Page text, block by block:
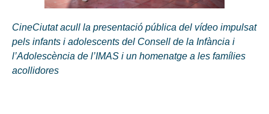
CineCiutat acull la presentació pública del vídeo impulsat
pels infants i adolescents del Consell de la Infància i
l’Adolescència de l’IMAS i un homenatge a les famílies
acollidores